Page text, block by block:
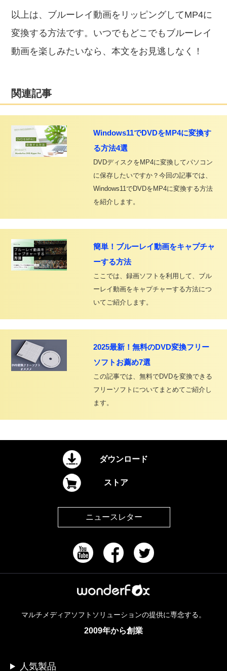
以上は、ブルーレイ動画をリッピングしてMP4に
変換する方法です。いつでもどこでもブルーレイ
動画を楽しみたいなら、本文をお見逃しなく！
関連記事
Windows11でDVDをMP4に変換す
る方法4選
DVDディスクをMP4に変換してパソコン
に保存したいですか？今回の記事では、
Windows11でDVDをMP4に変換する方法
を紹介します。
簡単！ブルーレイ動画をキャプチャ
ーする方法
ここでは、録画ソフトを利用して、ブル
ーレイ動画をキャプチャーする方法につ
いてご紹介します。
2025最新！無料のDVD変換フリー
ソフトお薦め7選
この記事では、無料でDVDを変換できる
フリーソフトについてまとめてご紹介し
ます。
ダウンロード
ストア
ニュースレター
マルチメディアソフトソリューションの提供に専念する。
2009年から創業
人気製品